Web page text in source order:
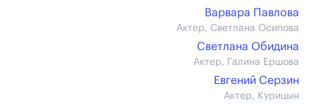
Варвара Павлова
Актер, Светлана Осипова
Светлана Обидина
Актер, Галина Ершова
Евгений Серзин
Актер, Курицын